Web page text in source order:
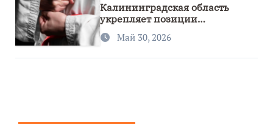
Калининградская область
укрепляет позиции
спортивного региона
Май 30, 2026